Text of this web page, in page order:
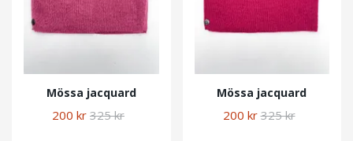
Mössa jacquard
200 kr 325 kr
Mössa jacquard
200 kr 325 kr